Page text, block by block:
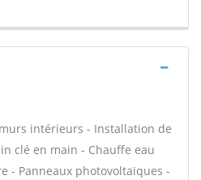
intérieurs - Installation de
clé en main - Chauffe eau
- Panneaux photovoltaïques -